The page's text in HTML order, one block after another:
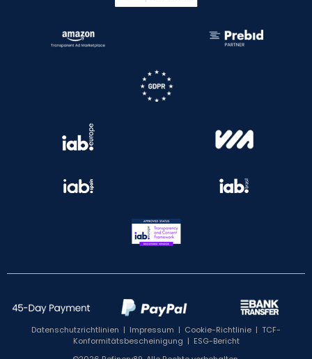
Datenschutzrichtlinien | Impressum | Cookie-Richtlinie | TCF-
Konformitätsbescheinigung | ESG-Bericht